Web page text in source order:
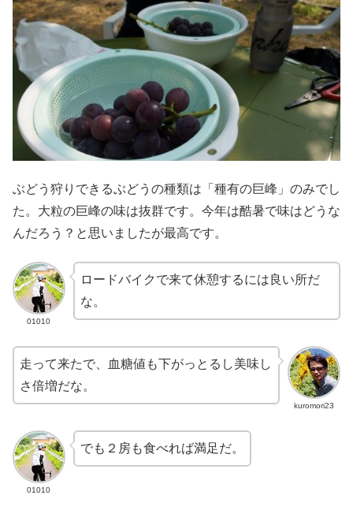
ぶどう狩りできるぶどうの種類は「種有の巨峰」のみでし
た。大粒の巨峰の味は抜群です。今年は酷暑で味はどうな
んだろう？と思いましたが最高です。
01010
ロードバイクで来て休憩するには良い所だ
な。
kuromori23
走って来たで、血糖値も下がっとるし美味し
さ倍増だな。
01010
でも２房も食べれば満足だ。